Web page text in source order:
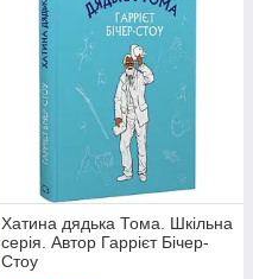
Хатина дядька Тома. Шкільна
серія. Автор Гаррієт Бічер-
Стоу